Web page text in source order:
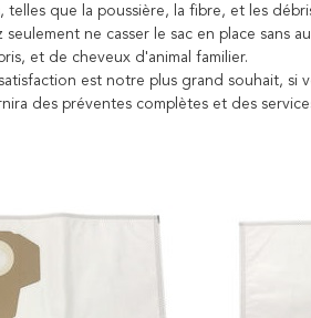
telles que la poussière, la fibre, et les
seulement ne casser le sac en place
et de cheveux d'animal familier.
est notre plus grand souhait,
des préventes complètes et des